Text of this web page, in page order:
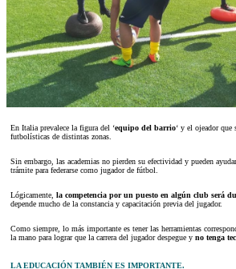
En Italia prevalece la figura del ‘equipo del barrio‘ y el ojeador que
futbolísticas de distintas zonas.
Sin embargo, las academias no pierden su efectividad y pueden
trámite para federarse como jugador de fútbol.
Lógicamente, la competencia por un puesto en algún club será
depende mucho de la constancia y capacitación previa del jugador.
Como siempre, lo más importante es tener las herramientas
la mano para lograr que la carrera del jugador despegue y no tenga
LA EDUCACIÓN TAMBIÉN ES IMPORTANTE.